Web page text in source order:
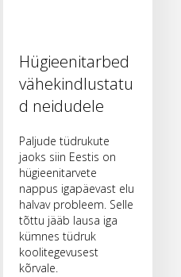
Hügieenitarbed
vähekindlustatu
d neidudele
Paljude tüdrukute
jaoks siin Eestis on
hügieenitarvete
nappus igapäevast elu
halvav probleem. Selle
tõttu jääb lausa iga
kümnes tüdruk
koolitegevusest
kõrvale.